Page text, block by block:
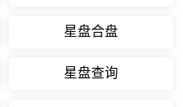
星盘合盘
星盘查询